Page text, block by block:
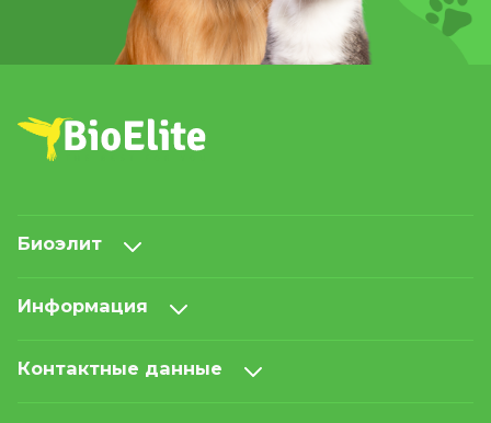
Биоэлит
Информация
Контактные данные